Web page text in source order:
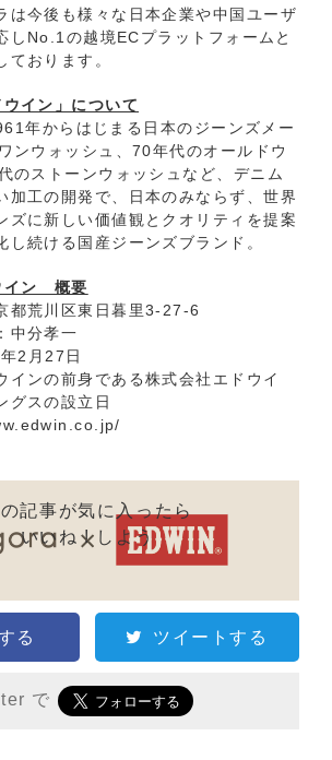
は今後も様々な日本企業や中国ユーザ
しNo.1の越境ECプラットフォームと
ております。
イン」について
年からはじまる日本のジーンズメー
ンウォッシュ、70年代のオールドウ
のストーンウォッシュなど、デニム
加工の開発で、日本のみならず、世界
ズに新しい価値観とクオリティを提案
し続ける国産ジーンズブランド。
イン 概要
都荒川区東日暮里3-27-6
中分孝一
2月27日
ンの前身である株式会社エドウイ
グスの設立日
記事が気に入ったら
いいね ! しよう
る ツイートする
で